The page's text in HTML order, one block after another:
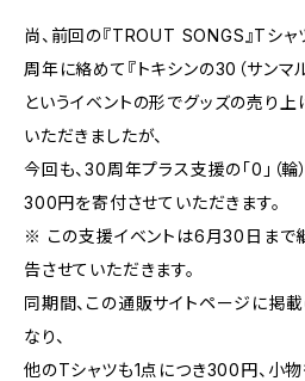
尚、前回の『TROUT SONGS』Tシ
周年に絡めて『トキシンの30（サン
というイベントの形でグッズの売り
いただきましたが、
今回も、30周年プラス支援の「0」（輪
300円を寄付させていただきます。
※ この支援イベントは6月30日まで
告させていただきます。
同期間、この通販サイトページに掲
なり、
他のTシャツも1点につき300円、小